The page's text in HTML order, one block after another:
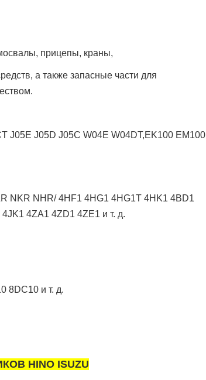
прицепы, краны,
а также запасные части для
J05E J05D J05C W04E W04DT,EK100 EM100
NKR NHR/ 4HF1 4HG1 4HG1T 4HK1 4BD1
4ZA1 4ZD1 4ZE1 и т. д.
8DC10 и т. д.
HINO ISUZU